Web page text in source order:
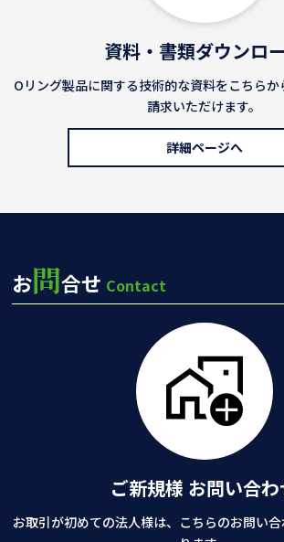
資料・書類ダウンロ
Oリング製品に関する技術的な資料をこちら
請求いただけます。
詳細ページへ
お問合せ Contact
ご新規様 お問い合わ
お取引が初めての法人様は、こちらのお問い